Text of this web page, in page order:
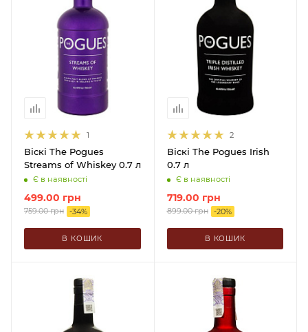
1
Віскі The Pogues
Streams of Whiskey 0.7 л
Є в наявності
499.00 грн
759.00грн -34%
В КОШИК
2
Віскі The Pogues Irish
0.7 л
Є в наявності
719.00 грн
899.00грн -20%
В КОШИК